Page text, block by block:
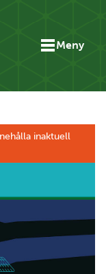
Meny
inaktuell